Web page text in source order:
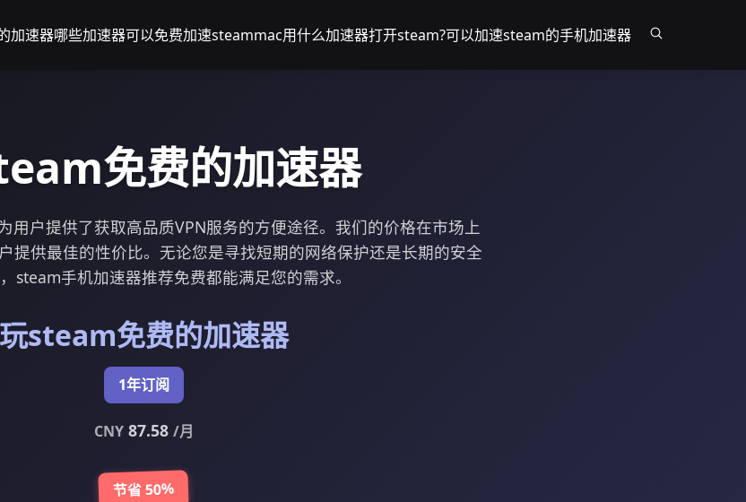
加速器哪些加速器可以免费加速steammac用什么加速器打开steam?可以加速steam的手机加速器
免费的加速器
用户提供了获取高品质VPN服务的方便途径。我们的价格在市场上
提供最佳的性价比。无论您是寻找短期的网络保护还是长期的安全
steam手机加速器推荐免费都能满足您的需求。
玩steam免费的加速器
1年订阅
CNY87.58 /月
节省 50%